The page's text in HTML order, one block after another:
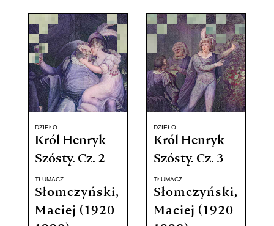
DZIEŁO
Król Henryk
Szósty. Cz. 2
TŁUMACZ
Słomczyński,
Maciej (1920-
DZIEŁO
Król Henryk
Szósty. Cz. 3
TŁUMACZ
Słomczyński,
Maciej (1920-